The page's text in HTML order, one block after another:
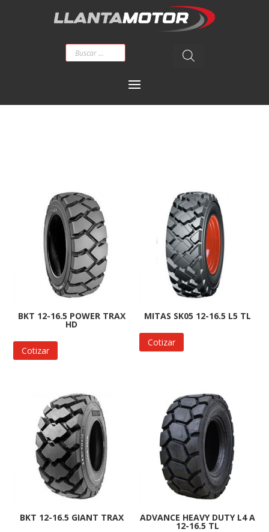
Búsqueda
productos
BKT 12-16.5 POWER TRAX
HD
Cotizar
MITAS SK05 12-16.5 L5 TL
Cotizar
BKT 12-16.5 GIANT TRAX ADVANCE HEAVY DUTY L4 A
12-16.5 TL